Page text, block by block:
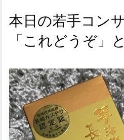
本日の若手コン
「これどうぞ」